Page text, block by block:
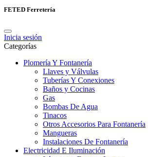
FETED Ferretería
Inicia sesión
Categorías
Plomería Y Fontanería
Llaves y Válvulas
Tuberías Y Conexiones
Baños y Cocinas
Gas
Bombas De Agua
Tinacos
Otros Accesorios Para Fontanería
Mangueras
Instalaciones De Fontanería
Electricidad E Iluminación